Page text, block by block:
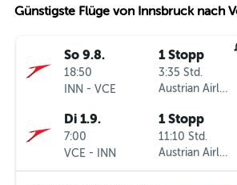
Günstigste Flüge von Innsbruck nach
So 9.8.
18:50
INN - VCE
1 Stopp
3:35 Std.
Austrian Airlines
Di 1.9.
7:00
VCE - INN
1 Stopp
11:10 Std.
Austrian Airlines